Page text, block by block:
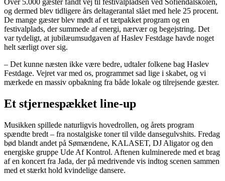
Over 5.000 gæster fandt vej til festivalpladsen ved Sofiendalskolen,
og dermed blev tidligere års deltagerantal slået med hele 25 procent.
De mange gæster blev mødt af et tætpakket program og en
festivalplads, der summede af energi, nærvær og begejstring. Det
var tydeligt, at jubilæumsudgaven af Haslev Festdage havde noget
helt særligt over sig.
– Det kunne næsten ikke være bedre, udtaler folkene bag Haslev
Festdage. Vejret var med os, programmet sad lige i skabet, og vi
mærkede en massiv opbakning fra både lokale og tilrejsende gæster.
Et stjernespækket line-up
Musikken spillede naturligvis hovedrollen, og årets program
spændte bredt – fra nostalgiske toner til vilde dansegulvshits. Fredag
bød blandt andet på Sømændene, KALASET, DJ Aligator og den
energiske gruppe Ude Af Kontrol. Aftenen kulminerede med et brag
af en koncert fra Jada, der på medrivende vis indtog scenen sammen
med et stærkt hold kvindelige dansere.